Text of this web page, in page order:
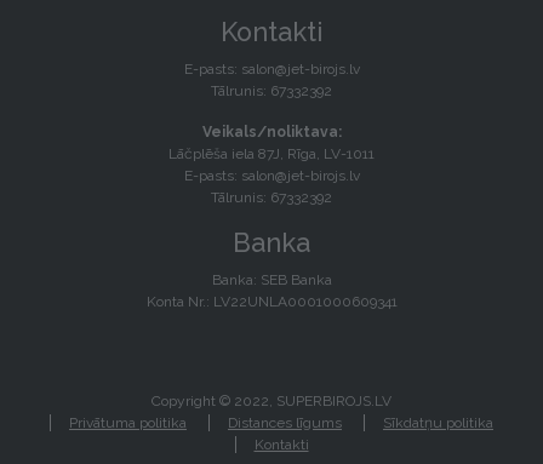
Kontakti
E-pasts: salon@jet-birojs.lv
Tālrunis: 67332392
Veikals/noliktava:
Lāčplēša iela 87J, Rīga, LV-1011
E-pasts: salon@jet-birojs.lv
Tālrunis: 67332392
Banka
Banka: SEB Banka
Konta Nr.: LV22UNLA0001000609341
Copyright © 2022, SUPERBIROJS.LV
Privātuma politika
Distances līgums
Sīkdatņu politika
Kontakti